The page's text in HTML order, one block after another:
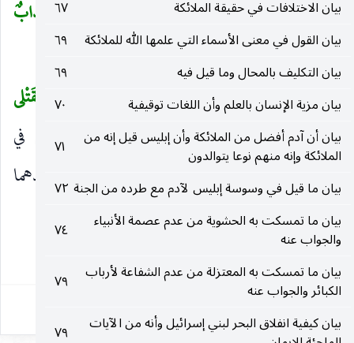
بيان الاختلافات في حقيقة الملائكة
٦٧
بيان القول في معنى الأسماء التي علمها الله للملائكة
٦٩
بيان التكليف بالمحال وما قيل فيه
٦٩
بيان مزية الإنسان بالعلم وأن اللغات توقيفية
٧٠
بيان أن آدم أفضل من الملائكة وأن إبليس قيل إنه من
الملائكة وإنه منهم نوعا يتوالدون
٧١
بيان ما قيل في وسوسة إبليس لآدم مع طرده من الجنة ٧٢
بيان ما تمسكت به الحشوية من عدم عصمة الأنبياء
والجواب عنه
٧٤
بيان ما تمسكت به المعتزلة من عدم الشفاعة لأرباب
الكبائر والجواب عنه
٧٩
بيان كيفية انفلاق البحر لبني إسرائيل وأنه من الآيات
٧٩
تَخْفِيفٌ مِنْ رَبِّكُمْ وَرَحْمَةٌ فَمَنِ اعْتَدى بَعْدَ ذلِكَ فَلَهُ عَذابٌ
أَلِيمٌ)(١٧٨)
يا أَيُّهَا الَّذِينَ آمَنُوا كُتِبَ عَلَيْكُمُ الْقِصاصُ فِي الْقَتْلى
الْحُرُّ بِالْحُرِّ وَالْعَبْدُ بِالْعَبْدِ وَالْأُنْثى بِالْأُنْثى كان في
الجاهلية بين حيين من أحياء العرب دماء ، وكان لأحدهما
طول على الآخر ، فأقسموا لنقتلن الحر منكم بالعبد
١٢١